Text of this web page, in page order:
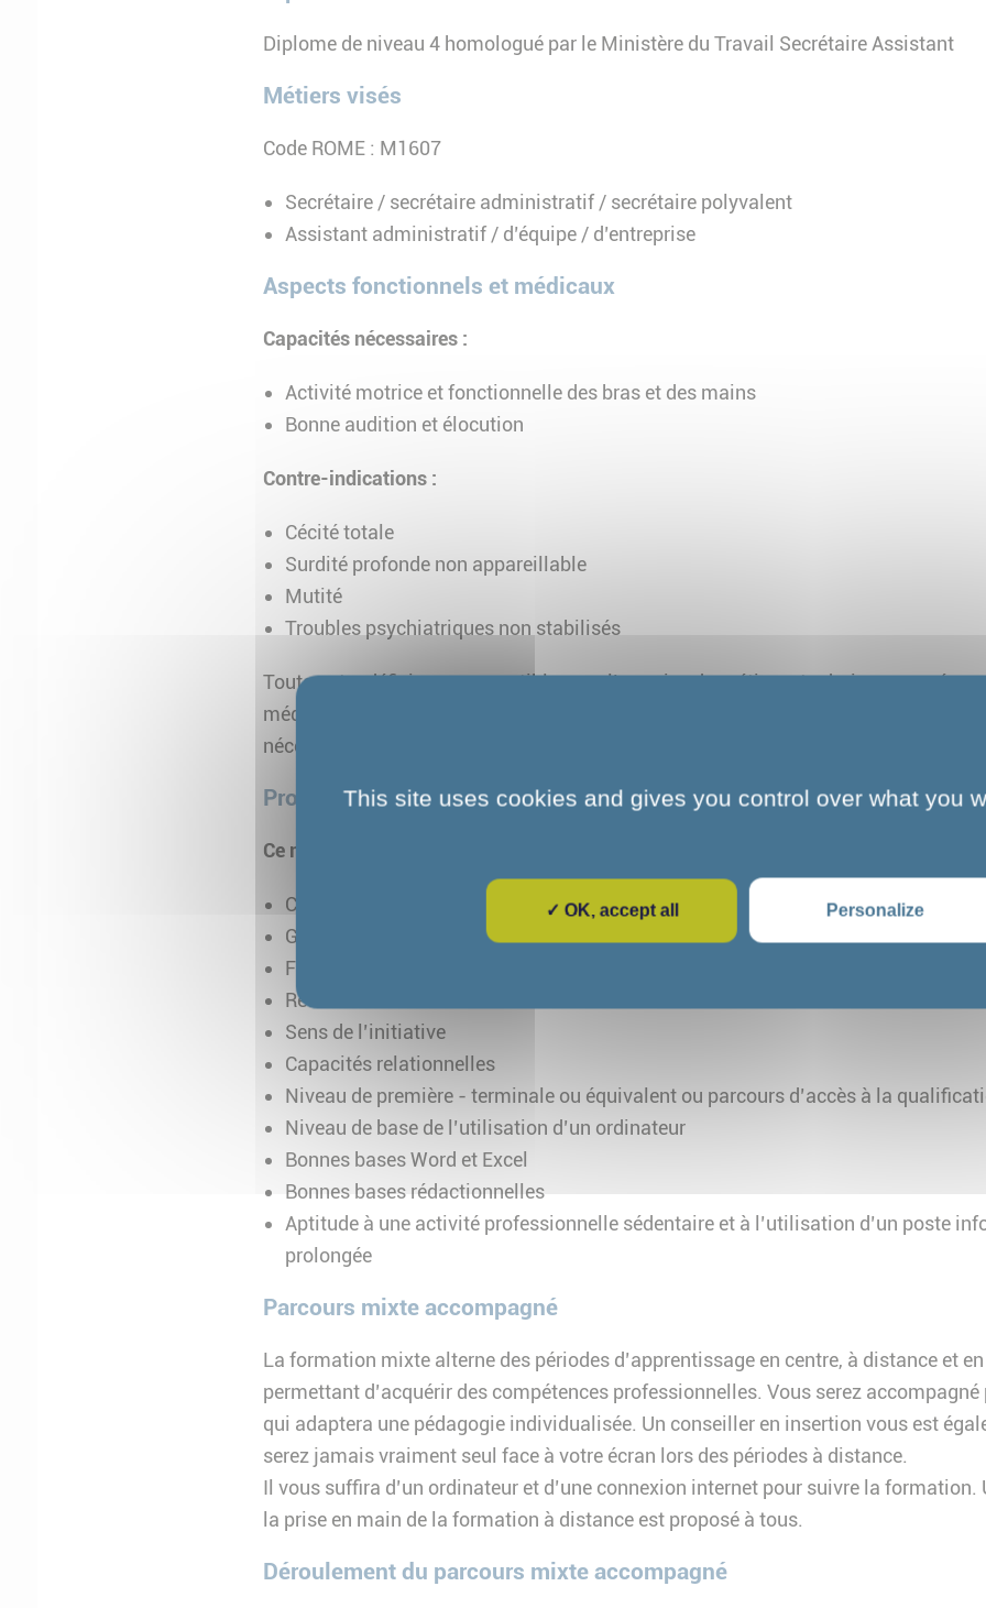
Diplome de niveau 4 homologué par le Ministère du Travail Secrétaire Assistant
Métiers visés
Code ROME : M1607
Secrétaire / secrétaire administratif / secrétaire polyvalent
Assistant administratif / d’équipe / d’entreprise
Aspects fonctionnels et médicaux
Capacités nécessaires :
Activité motrice et fonctionnelle des bras et des mains
Bonne audition et élocution
Contre-indications :
Cécité totale
Surdité profonde non appareillable
Mutité
Troubles psychiatriques non stabilisés
Toute autre déficience compatible avec l’exercice du métier est admise, sous
médical. Une visite préalable avec l’ergothérapeute peut être programmée pour
nécessaires au suivi de la formation.
Profil recherché
Ce métier demande :
Capacités d’adaptation et d’organisation
Goût pour le travail soigné
Facilité d’expression écrite, orale et une bonne maîtrise de la langue française
Réactivité
Sens de l’initiative
Capacités relationnelles
Niveau de première - terminale ou équivalent ou parcours d’accès à la
Niveau de base de l’utilisation d’un ordinateur
Bonnes bases Word et Excel
Bonnes bases rédactionnelles
Aptitude à une activité professionnelle sédentaire et à l’utilisation d’un poste
prolongée
Parcours mixte accompagné
La formation mixte alterne des périodes d’apprentissage en centre, à distance et
permettant d’acquérir des compétences professionnelles. Vous serez
qui adaptera une pédagogie individualisée. Un conseiller en insertion vous est
serez jamais vraiment seul face à votre écran lors des périodes à distance.
Il vous suffira d’un ordinateur et d’une connexion internet pour suivre la
la prise en main de la formation à distance est proposé à tous.
Déroulement du parcours mixte accompagné
This site uses cookies and gives you control over what you
✓ OK, accept all Personalize